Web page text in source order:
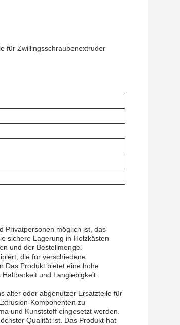
für Zwillingsschraubenextruder
Privatpersonen möglich ist, das
sichere Lagerung in Holzkästen
und der Bestellmenge.
die für verschiedene
Produkt bietet eine hohe
und Langlebigkeit
alter oder abgenutzer Ersatzteile für
Komponenten zu
und Kunststoff eingesetzt werden.
Qualität ist. Das Produkt hat